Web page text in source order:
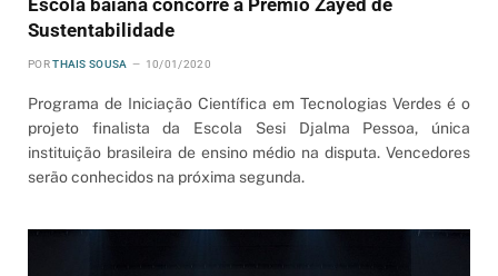
Sustentabilidade
POR THAIS SOUSA 10/01/2020
Programa de Iniciação Científica em Tecnologias Verdes é o
projeto finalista da Escola Sesi Djalma Pessoa, única
instituição brasileira de ensino médio na disputa. Vencedores
serão conhecidos na próxima segunda.